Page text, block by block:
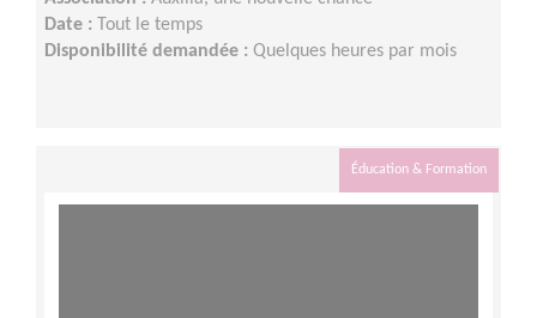
Date :
Tout le temps
Disponibilité demandée : Quelques heures par mois
Éducation & Formation